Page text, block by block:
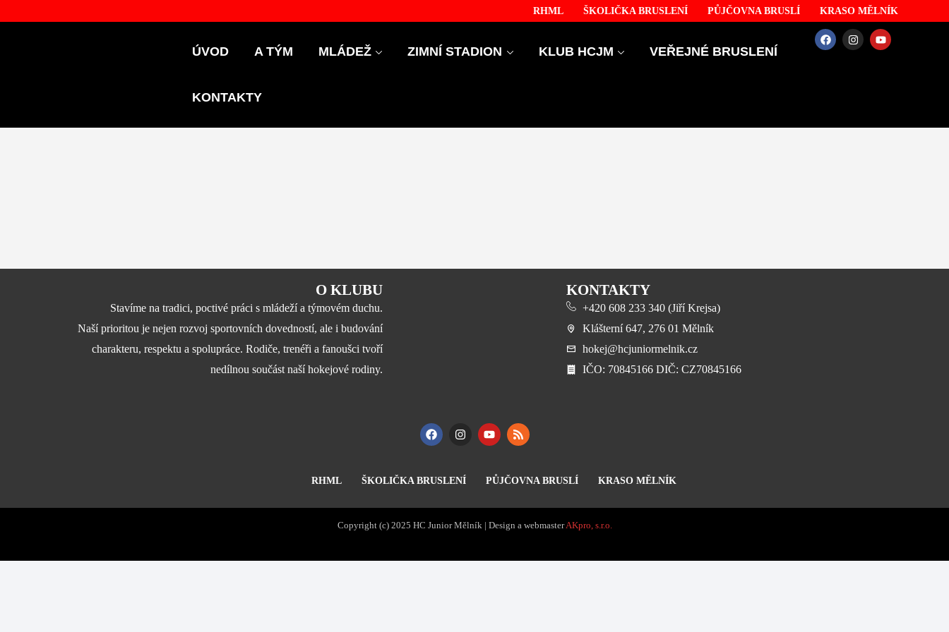
RHML ŠKOLIČKA BRUSLENÍ PŮJČOVNA BRUSLÍ KRASO MĚLNÍK
ÚVOD A TÝM MLÁDEŽ ZIMNÍ STADION KLUB HCJM VEŘEJNÉ BRUSLENÍ
KONTAKTY
O KLUBU
Stavíme na tradici, poctivé práci s mládeží a týmovém duchu.
Naší prioritou je nejen rozvoj sportovních dovedností, ale i budování
charakteru, respektu a spolupráce. Rodiče, trenéři a fanoušci tvoří
nedílnou součást naší hokejové rodiny.
KONTAKTY
+420 608 233 340 (Jiří Krejsa)
Klášterní 647, 276 01 Mělník
hokej@hcjuniormelnik.cz
​IČO: 70845166 DIČ: CZ70845166
RHML ŠKOLIČKA BRUSLENÍ PŮJČOVNA BRUSLÍ KRASO MĚLNÍK
Copyright (c) 2025 HC Junior Mělník | Design a webmasterAKpro, s.r.o.